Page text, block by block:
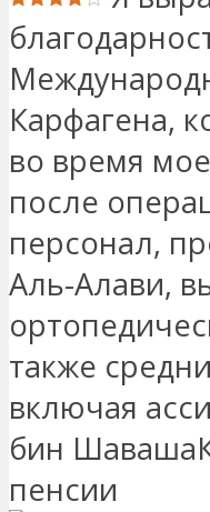
Карфагена,
во время
после
персонал,
Аль-Алави,
также
включая
бин
пенсии